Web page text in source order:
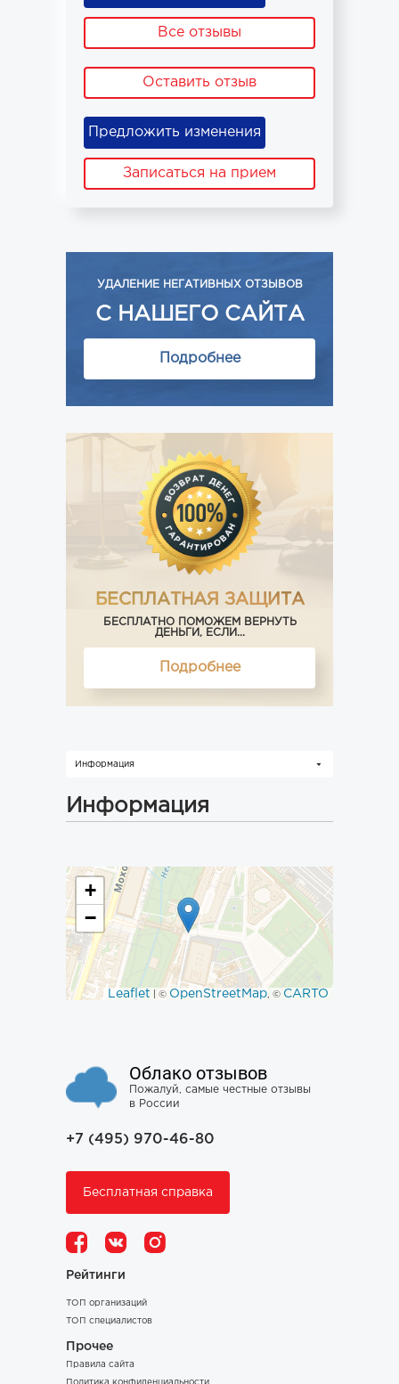
Все отзывы
Оставить отзыв
Предложить изменения
Записаться на прием
УДАЛЕНИЕ НЕГАТИВНЫХ ОТЗЫВОВ
С НАШЕГО САЙТА
Подробнее
БЕСПЛАТНАЯ ЗАЩИТА
БЕСПЛАТНО ПОМОЖЕМ ВЕРНУТЬ
ДЕНЬГИ, ЕСЛИ...
Подробнее
Информация
Информация
+
−
Leaflet | © OpenStreetMap, © CARTO
Облако отзывов
Пожалуй, самые честные отзывы
в России
+7 (495) 970-46-80
Бесплатная справка
Рейтинги
ТОП организаций
ТОП специалистов
Прочее
Правила сайта